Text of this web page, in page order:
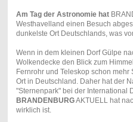
Am Tag der Astronomie hat
Westhavelland einen Besuch
dunkelste Ort Deutschlands, was
Wenn in dem kleinen Dorf Gülpe
Wolkendecke den Blick zum
Fernrohr und Teleskop schon
Ort in Deutschland. Daher hat der
"Sternenpark" bei der International
BRANDENBURGAKTUELL hat
wirklich ist.